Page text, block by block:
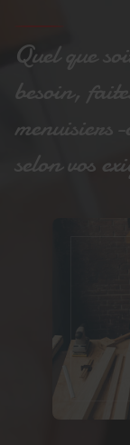
Quel que
besoin,
selon vos